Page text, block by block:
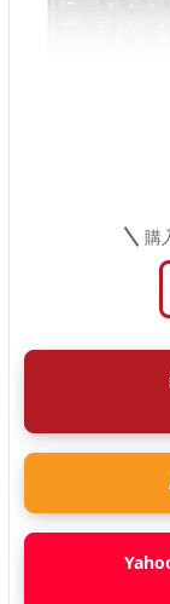
購